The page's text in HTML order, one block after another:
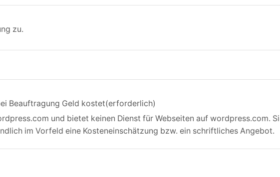
zu.
Beauftragung Geld kostet(erforderlich)
und bietet keinen Dienst für Webseiten auf wordpress.com.
im Vorfeld eine Kosteneinschätzung bzw. ein schriftliches Angebot.